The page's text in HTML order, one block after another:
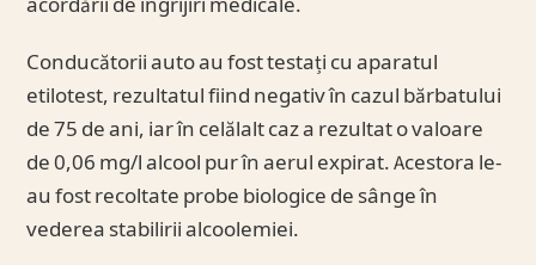
acordării de îngrijiri medicale.
Conducătorii auto au fost testați cu aparatul
etilotest, rezultatul fiind negativ în cazul bărbatului
de 75 de ani, iar în celălalt caz a rezultat o valoare
de 0,06 mg/l alcool pur în aerul expirat. Acestora le-
au fost recoltate probe biologice de sânge în
vederea stabilirii alcoolemiei.